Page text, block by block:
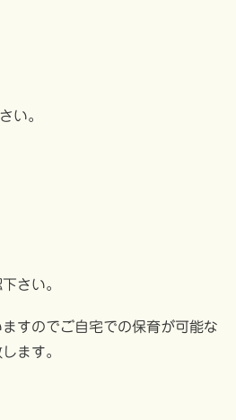
い。
さい。
すのでご自宅での保育が可能な
ます。